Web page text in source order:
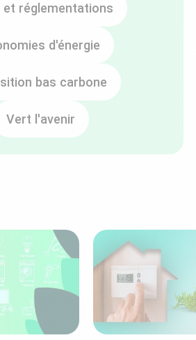
et réglementations
d'énergie
bas carbone
Vert l'avenir